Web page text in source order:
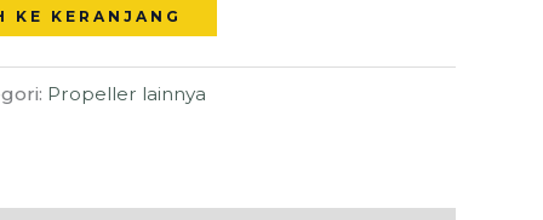
KE KERANJANG
Propeller lainnya